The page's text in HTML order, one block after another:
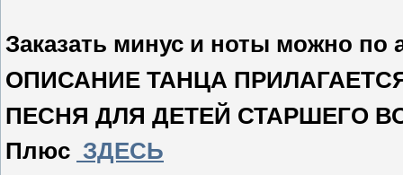
Заказать минус и ноты можно по
ОПИСАНИЕ ТАНЦА
ПЕСНЯ ДЛЯ ДЕТЕЙ СТАРШЕГО
Плюс ЗДЕСЬ